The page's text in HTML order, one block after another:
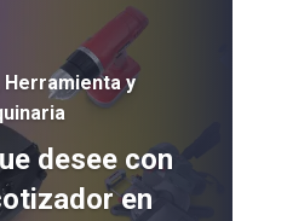
Herramienta y
desee con
en